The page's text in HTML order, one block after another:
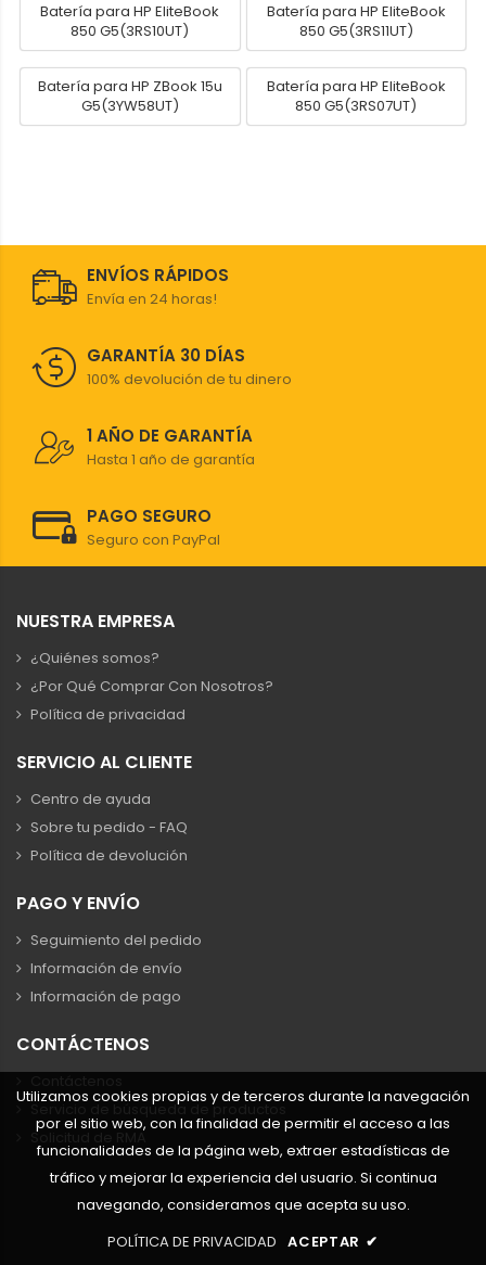
Batería para HP EliteBook
850 G5(3RS10UT)
Batería para HP EliteBook
850 G5(3RS11UT)
Batería para HP ZBook 15u
G5(3YW58UT)
Batería para HP EliteBook
850 G5(3RS07UT)
ENVÍOS RÁPIDOS
Envía en 24 horas!
GARANTÍA 30 DÍAS
100% devolución de tu dinero
1 AÑO DE GARANTÍA
Hasta 1 año de garantía
PAGO SEGURO
Seguro con PayPal
NUESTRA EMPRESA
¿Quiénes somos?
¿Por Qué Comprar Con Nosotros?
Política de privacidad
SERVICIO AL CLIENTE
Centro de ayuda
Sobre tu pedido - FAQ
Política de devolución
PAGO Y ENVÍO
Seguimiento del pedido
Información de envío
Información de pago
CONTÁCTENOS
Servicio de búsqueda de productos
Solicitud de RMA
Utilizamos cookies propias y de terceros durante la navegación
por el sitio web, con la finalidad de permitir el acceso a las
funcionalidades de la página web, extraer estadísticas de
tráfico y mejorar la experiencia del usuario. Si continua
navegando, consideramos que acepta su uso.
POLÍTICA DE PRIVACIDAD ACEPTAR ✔